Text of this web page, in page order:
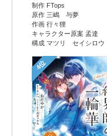
制作 FTops
原作 三嶋 与夢
作画 行々狸
キャラクター原案 孟達
構成 マツリ セイシロウ
4位